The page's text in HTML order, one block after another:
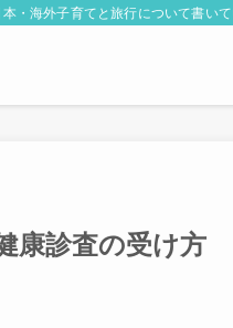
・海外子育てと旅行について書い
康診査の受け方